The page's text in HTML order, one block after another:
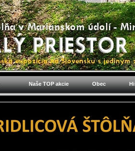
Naše TOP akcie Obec